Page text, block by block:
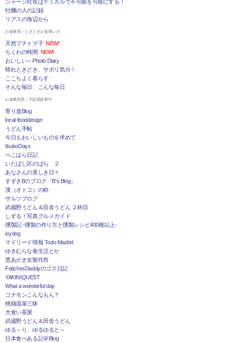
ジャージ社長はゲミカルで不可能を可能にする！
牡蠣の人の記録
リアスの海辺から
お食事系～ときどきお食事レポ
天然プチトマ子 NEW!
ちくわの時間 NEW!
おいしい～Photo Diary
晴れときどき、サボリ気分！
ここちよく暮らす
そんな毎日、こんな毎日
お食事処系～不定期休業中
寄り道Blog
local-fooddesign
うどん手帖
今日もおいしいものを求めて
IkukoDays
ぺこはら日記
いたばし区のばら ２
あなさんの美しき日々
すずきBのブログ「B's Blog」
漢（オトコ）の粋
ザルツブログ
武蔵野うどん＆田舎うどん ２杯目
しずる！写真グルメガイド
燻製記 -燻製の作り方と燻製レシピ400種以上-
icydog
マドリード情報 Todo Madrid
ゆきむらな食生活とか
悪あがき女製作所
FetichesDaddyのゴス日記
YAKINIQUEST
What a wonderful day
コナモンこんなもん？
桃猫温泉三昧
大食い茶屋
武蔵野うどん＆田舎うどん
ゆる～り、ゆるゆると～
日本食べある記＠Blog